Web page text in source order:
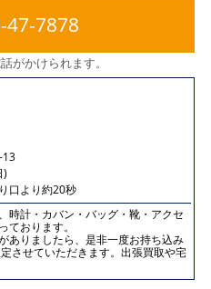
47-7878
がかけられます。
13
)
口より約20秒
時計・カバン・バッグ・靴・アクセ
おります。
ありましたら、是非一度お持ち込み
させていただきます。出張買取や宅